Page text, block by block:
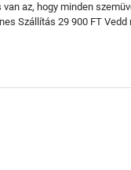
az, hogy minden
Szállítás 29 900 FT